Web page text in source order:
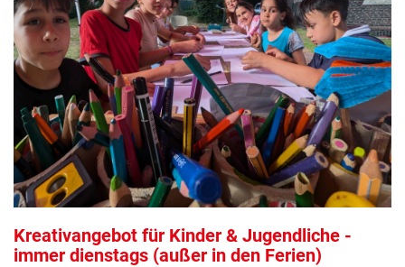
Kreativangebot für Kinder & Jugendliche -
immer dienstags (außer in den Ferien)